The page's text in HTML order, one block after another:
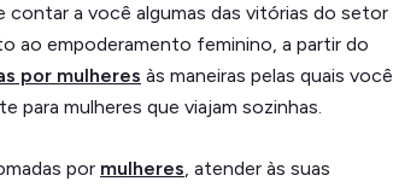
a você algumas das vitórias do setor
ao empoderamento feminino, a partir do
por mulheres às maneiras pelas quais você
para mulheres que viajam sozinhas.
por mulheres, atender às suas